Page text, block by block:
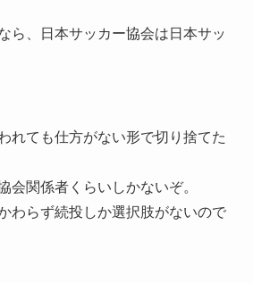
ら、日本サッカー協会は日本サッ
れても仕方がない形で切り捨てた
会関係者くらいしかないぞ。
わらず続投しか選択肢がないので